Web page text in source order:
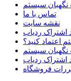
سیستم
تماس با ما
نقشه سایت
اعتماد کنید؟
سیستم
فروشگاه